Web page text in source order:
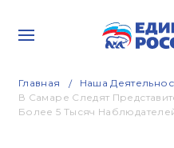
Главная Наша
В Самаре Следят
Более 5 Тысяч